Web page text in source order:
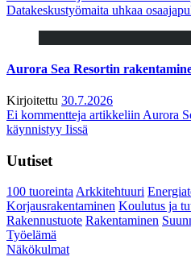
Datakeskustyömaita uhkaa
Aurora Sea Resortin
Kirjoitettu 30.7.2026
Ei kommentteja artikkeliin Aurora
käynnistyy Iissä
Uutiset
100 tuoreintaArkkitehtuuri
Korjausrakentaminen Koulutus ja
Rakennustuote Rakentaminen
Työelämä
Näkökulmat